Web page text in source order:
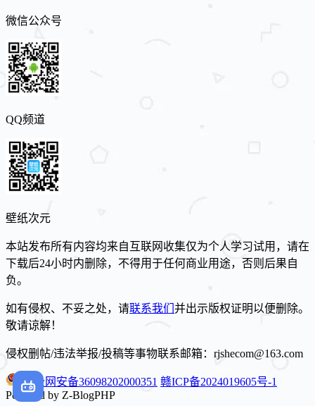
微信公众号
QQ频道
壁纸次元
本站发布所有内容均来自互联网收集仅为个人学习试用，请在
下载后24小时内删除，不得用于任何商业用途，否则后果自
负。
如有侵权、不妥之处，请联系我们 并出示版权证明以便删除。
敬请谅解！
侵权删帖/违法举报/投稿等事物联系邮箱：rjshecom@163.com
赣公网安备36098202000351 赣ICP备2024019605号-1
Powered by Z-BlogPHP